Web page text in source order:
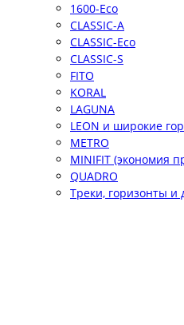
1600-Eco
CLASSIC-A
CLASSIC-Eco
CLASSIC-S
FITO
KORAL
LAGUNA
LEON и широкие
METRO
MINIFIT (экономия
QUADRO
Треки, горизонты и